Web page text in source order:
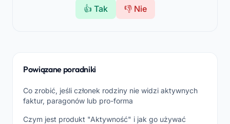
👍 Tak
👎 Nie
Powiązane poradniki
Co zrobić, jeśli członek rodziny nie widzi aktywnych
faktur, paragonów lub pro-forma
Czym jest produkt "Aktywność" i jak go używać